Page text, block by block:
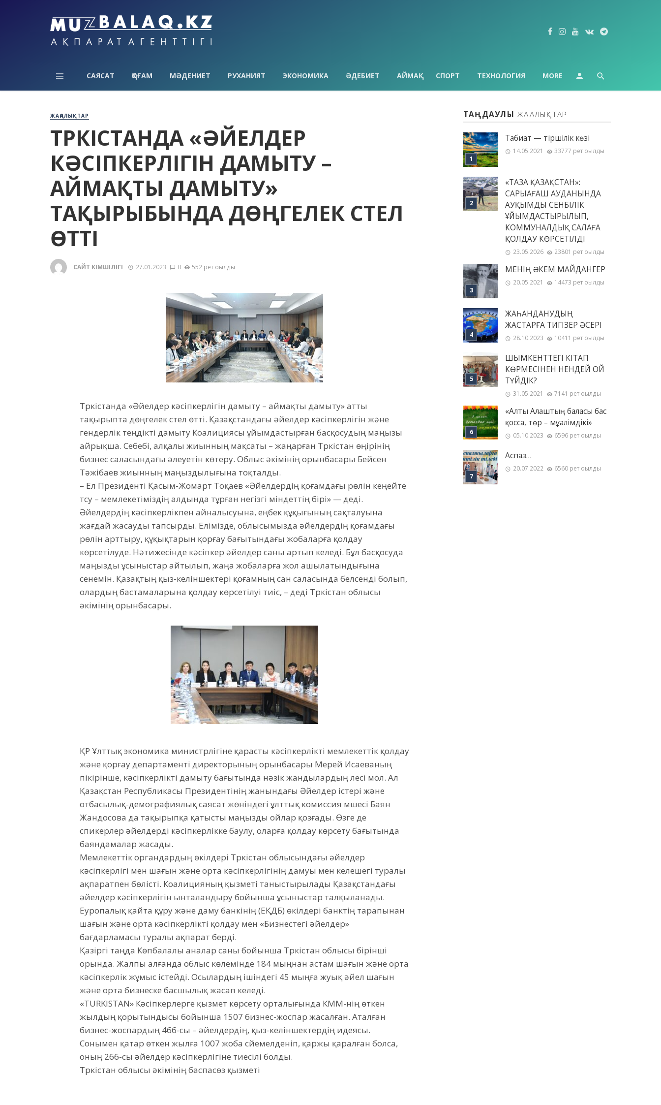
САЯСАТ ҚОҒАМ МӘДЕНИЕТ РУХАНИЯТ ЭКОНОМИКА ӘДЕБИЕТ АЙМАҚ СПОРТ ТЕХНОЛОГИЯ MORE
ЖАҢАЛЫҚТАР
ТҮРКІСТАНДА «ӘЙЕЛДЕР
КӘСІПКЕРЛІГІН ДАМЫТУ –
АЙМАҚТЫ ДАМЫТУ»
ТАҚЫРЫБЫНДА ДӨҢГЕЛЕК ҮСТЕЛ
ӨТТІ
САЙТ ӘКІМШІЛІГІ 27.01.2023 0 552 рет оқылды
Түркістанда «Әйелдер кәсіпкерлігін дамыту – аймақты дамыту» атты
тақырыпта дөңгелек үстел өтті. Қазақстандағы әйелдер кәсіпкерлігін және
гендерлік теңдікті дамыту Коалициясы ұйымдастырған басқосудың маңызы
айрықша. Себебі, алқалы жиынның мақсаты – жаңарған Түркістан өңірінің
бизнес саласындағы әлеуетін көтеру. Облыс әкімінің орынбасары Бейсен
Тәжібаев жиынның маңыздылығына тоқталды.
– Ел Президенті Қасым-Жомарт Тоқаев «Әйелдердің қоғамдағы рөлін кеңейте
түсу – мемлекетіміздің алдында тұрған негізгі міндеттің бірі» — деді.
Әйелдердің кәсіпкерлікпен айналысуына, еңбек құқығының сақталуына
жағдай жасауды тапсырды. Елімізде, облысымызда әйелдердің қоғамдағы
рөлін арттыру, құқықтарын қорғау бағытындағы жобаларға қолдау
көрсетілуде. Нәтижесінде кәсіпкер әйелдер саны артып келеді. Бұл басқосуда
маңызды ұсыныстар айтылып, жаңа жобаларға жол ашылатындығына
сенемін. Қазақтың қыз-келіншектері қоғамның сан саласында белсенді болып,
олардың бастамаларына қолдау көрсетілуі тиіс, – деді Түркістан облысы
әкімінің орынбасары.
ҚР Ұлттық экономика министрлігіне қарасты кəсіпкерлікті мемлекеттік қолдау
жəне қорғау департаменті директорының орынбасары Мерей Исаеваның
пікірінше, кәсіпкерлікті дамыту бағытында нәзік жандылардың үлесі мол. Ал
Қазақстан Республикасы Президентінің жанындағы Әйелдер істері және
отбасылық-демографиялық саясат жөніндегі ұлттық комиссия мүшесі Баян
Жандосова да тақырыпқа қатысты маңызды ойлар қозғады. Өзге де
спикерлер әйелдерді кәсіпкерлікке баулу, оларға қолдау көрсету бағытында
баяндамалар жасады.
Мемлекеттік органдардың өкілдері Түркістан облысындағы әйелдер
кәсіпкерлігі мен шағын және орта кәсіпкерлігінің дамуы мен келешегі туралы
ақпаратпен бөлісті. Коалицияның қызметі таныстырылады Қазақстандағы
әйелдер кәсіпкерлігін ынталандыру бойынша ұсыныстар талқыланады.
Еуропалық қайта құру және даму банкінің (ЕҚДБ) өкілдері банктің тарапынан
шағын және орта кәсіпкерлікті қолдау мен «Бизнестегі әйелдер»
бағдарламасы туралы ақпарат берді.
Қазіргі таңда Көпбалалы аналар саны бойынша Түркістан облысы бірінші
орында. Жалпы алғанда облыс көлемінде 184 мыңнан астам шағын және орта
кәсіпкерлік жұмыс істейді. Осылардың ішіндегі 45 мыңға жуық әйел шағын
және орта бизнеске басшылық жасап келеді.
«TURKISTAN» Кәсіпкерлерге қызмет көрсету орталығында КММ-нің өткен
жылдың қорытындысы бойынша 1507 бизнес-жоспар жасалған. Аталған
бизнес-жоспардың 466-сы – әйелдердің, қыз-келіншектердің идеясы.
Сонымен қатар өткен жылға 1007 жоба сүйемелденіп, қаржы қаралған болса,
оның 266-сы әйелдер кәсіпкерлігіне тиесілі болды.
Түркістан облысы әкімінің баспасөз қызметі
ТАҢДАУЛЫ ЖАҢАЛЫҚТАР
Табиғат — тіршілік көзі
14.05.2021 33777 рет оқылды
«ТАЗА ҚАЗАҚСТАН»:
САРЫАҒАШ АУДАНЫНДА
АУҚЫМДЫ СЕНБІЛІК
ҰЙЫМДАСТЫРЫЛЫП,
КОММУНАЛДЫҚ САЛАҒА
ҚОЛДАУ КӨРСЕТІЛДІ
23.05.2026 23801 рет оқылды
МЕНІҢ ƏКЕМ МАЙДАНГЕР
20.05.2021 14473 рет оқылды
ЖАҺАНДАНУДЫҢ
ЖАСТАРҒА ТИГІЗЕР ӘСЕРІ
28.10.2023 10411 рет оқылды
ШЫМКЕНТТЕГІ КІТАП
КӨРМЕСІНЕН НЕНДЕЙ ОЙ
ТҮЙДІК?
31.05.2021 7141 рет оқылды
«Алты Алаштың баласы бас
қосса, төр – мұғалімдікі»
05.10.2023 6596 рет оқылды
Аспаз…
20.07.2022 6560 рет оқылды